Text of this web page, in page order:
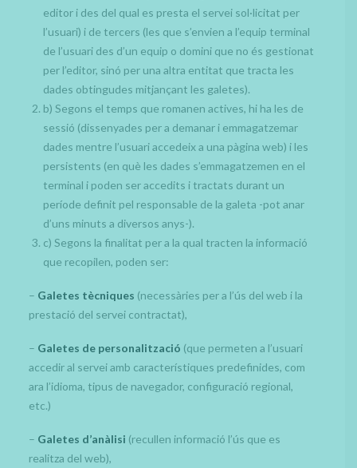
editor i des del qual es presta el servei sol·licitat per
l’usuari) i de tercers (les que s’envien a l’equip terminal
de l’usuari des d’un equip o domini que no és gestionat
per l’editor, sinó per una altra entitat que tracta les
dades obtingudes mitjançant les galetes).
b) Segons el temps que romanen actives, hi ha les de
sessió (dissenyades per a demanar i emmagatzemar
dades mentre l’usuari accedeix a una pàgina web) i les
persistents (en què les dades s’emmagatzemen en el
terminal i poden ser accedits i tractats durant un
període definit pel responsable de la galeta -pot anar
d’uns minuts a diversos anys-).
c) Segons la finalitat per a la qual tracten la informació
que recopilen, poden ser:
– Galetes tècniques (necessàries per a l’ús del web i la
prestació del servei contractat),
– Galetes de personalització (que permeten a l’usuari
accedir al servei amb característiques predefinides, com
ara l’idioma, tipus de navegador, configuració regional,
etc.)
– Galetes d’anàlisi (recullen informació l’ús que es
realitza del web),